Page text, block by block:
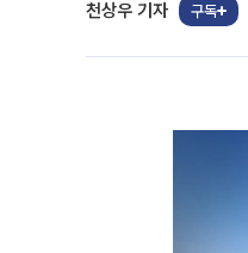
천상우 기자 구독